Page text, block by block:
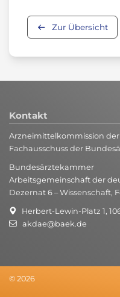
Zur Übersicht
Kontakt
Arzneimittelkommission
Fachausschuss der
Bundesärztekammer
Arbeitsgemeinschaft der
Dezernat 6 – Wissenschaft,
Herbert-Lewin-Platz 1,
akdae@baek.de
© 2026